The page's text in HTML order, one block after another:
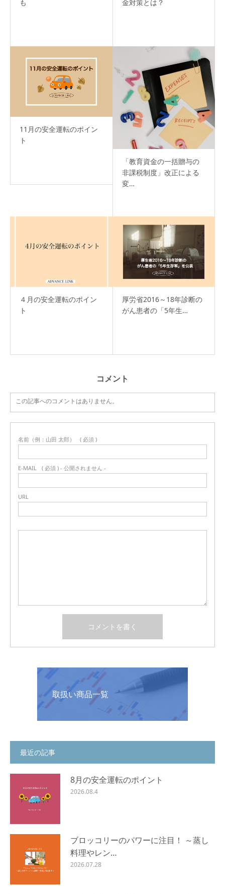
も 金対策とは？
11月の安全運転のポイン
ト
「教育資金の一括贈与の
非課税制度」改正による
変…
４月の安全運転のポイン
ト
厚労省2016～18年診断の
がん患者の「5年生…
コメント
この記事へのコメントはありません。
名前（例：山田 太郎） ( 必須 )
E-MAIL ( 必須 ) - 公開されません -
URL
取扱い商品一覧
最近の記事
8月の安全運転のポイント
2026.08.4
ブロッコリーのパワーに注目！ ～蒸し
料理やレン…
2026.07.28